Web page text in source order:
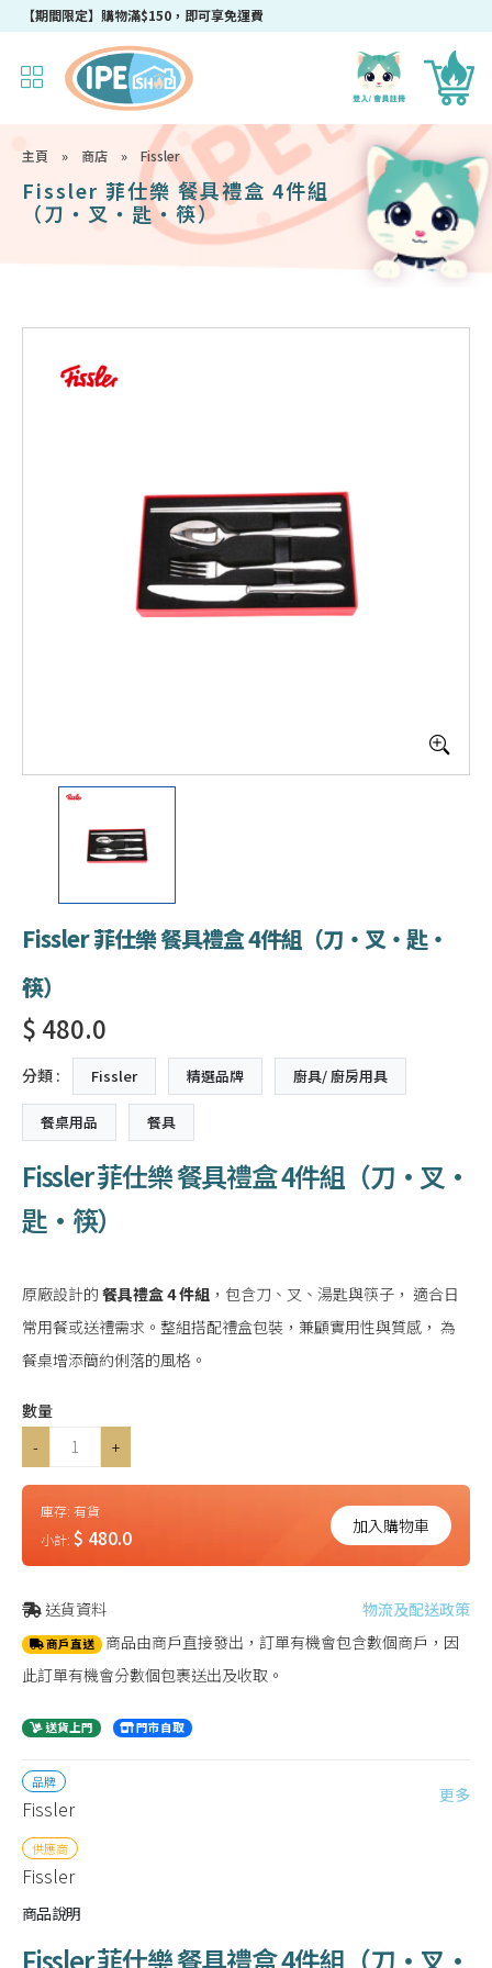
【期間限定】購物滿$150，即可享免運費
主頁 » 商店 » Fissler
Fissler 菲仕樂 餐具禮盒 4件組
（刀・叉・匙・筷）
Fissler 菲仕樂 餐具禮盒 4件組（刀・叉・匙・
筷）
$ 480.0
分類 : Fissler 精選品牌 廚具/ 廚房用具
餐桌用品 餐具
Fissler 菲仕樂 餐具禮盒 4件組（刀・叉・
匙・筷）
原廠設計的 餐具禮盒 4 件組 ，包含刀、叉、湯匙與筷子， 適合日
常用餐或送禮需求。整組搭配禮盒包裝，兼顧實用性與質感， 為
餐桌增添簡約俐落的風格。
數量
-
+
庫存: 有貨
小計: $ 480.0 加入購物車
送貨資料 物流及配送政策
商戶直送 商品由商戶直接發出，訂單有機會包含數個商戶，因
此訂單有機會分數個包裹送出及收取。
送貨上門 門市自取
品牌
Fissler
更多
供應商
Fissler
商品說明
Fissler 菲仕樂 餐具禮盒 4件組（刀・叉・